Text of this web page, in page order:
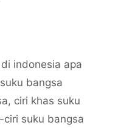
indonesia apa
bangsa
, ciri khas suku
ciri suku bangsa